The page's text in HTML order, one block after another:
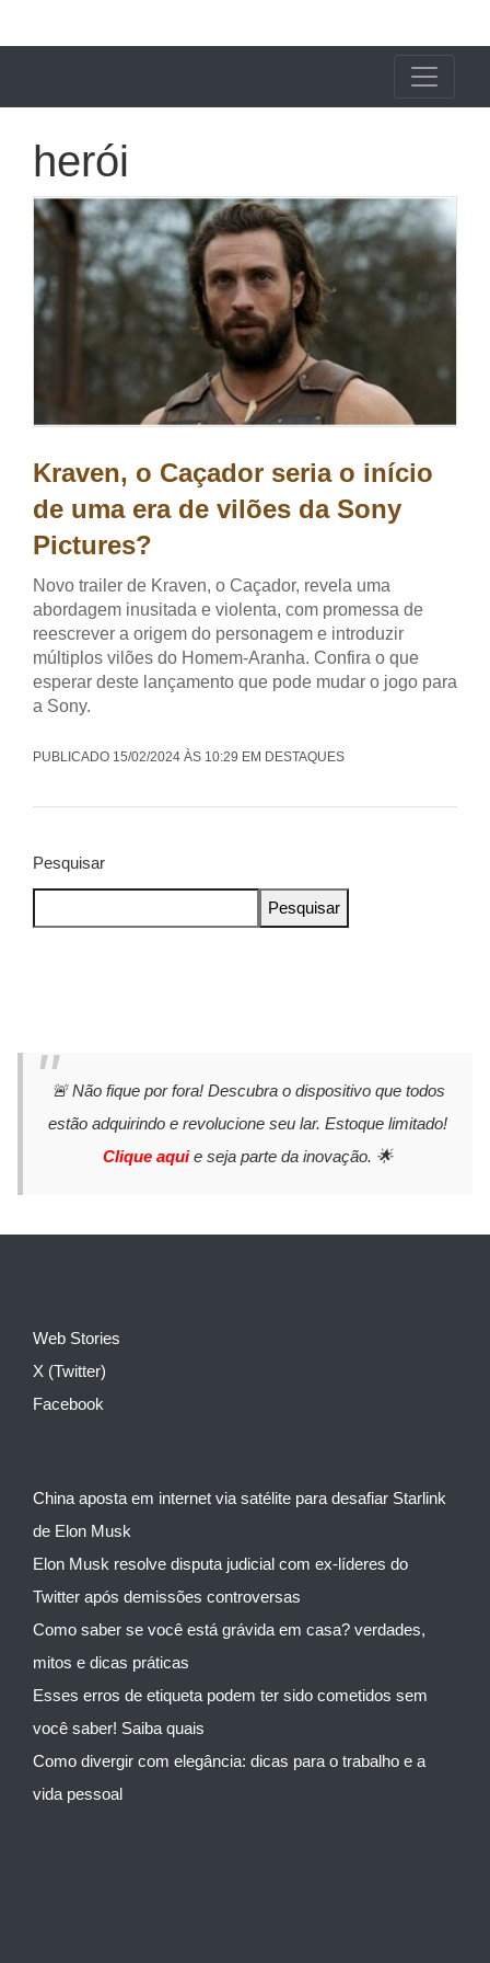
herói
Kraven, o Caçador seria o início
de uma era de vilões da Sony
Pictures?
Novo trailer de Kraven, o Caçador, revela uma
abordagem inusitada e violenta, com promessa de
reescrever a origem do personagem e introduzir
múltiplos vilões do Homem-Aranha. Confira o que
esperar deste lançamento que pode mudar o jogo para
a Sony.
PUBLICADO 15/02/2024 ÀS 10:29 EM DESTAQUES
Pesquisar
Pesquisar
🚨 Não fique por fora! Descubra o dispositivo que todos
estão adquirindo e revolucione seu lar. Estoque limitado!
Clique aquie seja parte da inovação. 🌟
Web Stories
X (Twitter)
Facebook
China aposta em internet via satélite para desafiar Starlink
de Elon Musk
Elon Musk resolve disputa judicial com ex-líderes do
Twitter após demissões controversas
Como saber se você está grávida em casa? verdades,
mitos e dicas práticas
Esses erros de etiqueta podem ter sido cometidos sem
você saber! Saiba quais
Como divergir com elegância: dicas para o trabalho e a
vida pessoal